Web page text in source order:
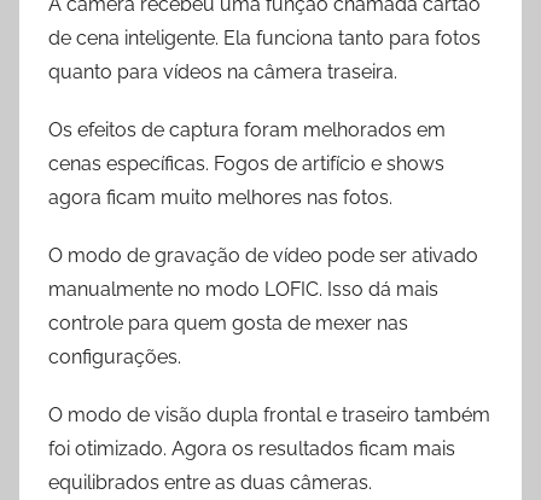
de cena inteligente. Ela funciona tanto para fotos
quanto para vídeos na câmera traseira.
Os efeitos de captura foram melhorados em
cenas específicas. Fogos de artifício e shows
agora ficam muito melhores nas fotos.
O modo de gravação de vídeo pode ser ativado
manualmente no modo LOFIC. Isso dá mais
controle para quem gosta de mexer nas
configurações.
O modo de visão dupla frontal e traseiro também
foi otimizado. Agora os resultados ficam mais
equilibrados entre as duas câmeras.